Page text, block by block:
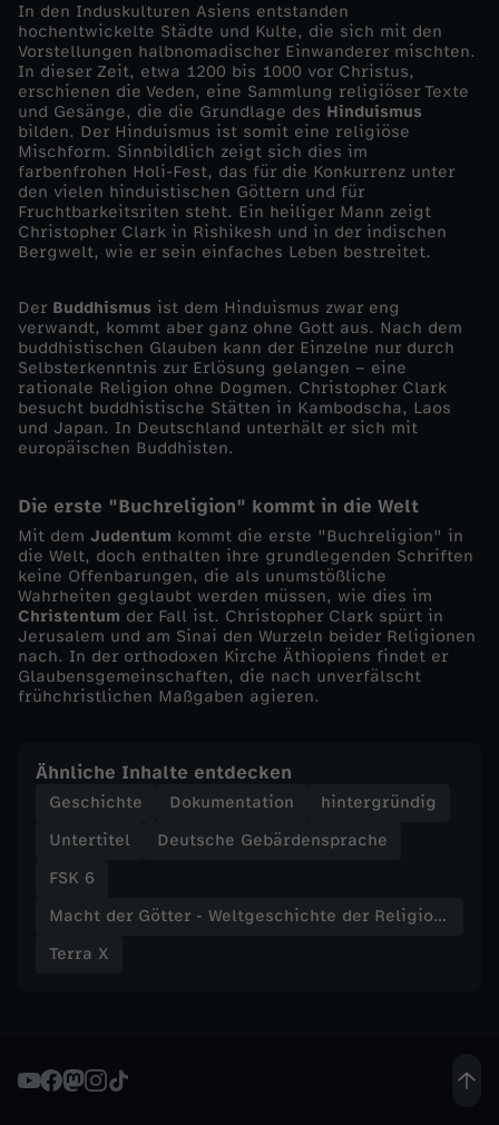
e
d
e
r
R
e
l
i
g
i
o
n
e
-
D
e
r
t
In den Induskulturen Asiens entstanden
hochentwickelte Städte und Kulte, die sich mit den
Vorstellungen halbnomadischer Einwanderer mischten.
In dieser Zeit, etwa 1200 bis 1000 vor Christus,
erschienen die Veden, eine Sammlung religiöser Texte
und Gesänge, die die Grundlage des Hinduismus
bilden. Der Hinduismus ist somit eine religiöse
Mischform. Sinnbildlich zeigt sich dies im
farbenfrohen Holi-Fest, das für die Konkurrenz unter
den vielen hinduistischen Göttern und für
Fruchtbarkeitsriten steht. Ein heiliger Mann zeigt
Christopher Clark in Rishikesh und in der indischen
Bergwelt, wie er sein einfaches Leben bestreitet.
Der Buddhismus ist dem Hinduismus zwar eng
verwandt, kommt aber ganz ohne Gott aus. Nach dem
buddhistischen Glauben kann der Einzelne nur durch
Selbsterkenntnis zur Erlösung gelangen – eine
rationale Religion ohne Dogmen. Christopher Clark
besucht buddhistische Stätten in Kambodscha, Laos
und Japan. In Deutschland unterhält er sich mit
europäischen Buddhisten.
Die erste "Buchreligion" kommt in die Welt
Mit dem Judentum kommt die erste "Buchreligion" in
die Welt, doch enthalten ihre grundlegenden Schriften
keine Offenbarungen, die als unumstößliche
Wahrheiten geglaubt werden müssen, wie dies im
Christentum der Fall ist. Christopher Clark spürt in
Jerusalem und am Sinai den Wurzeln beider Religionen
nach. In der orthodoxen Kirche Äthiopiens findet er
Glaubensgemeinschaften, die nach unverfälscht
frühchristlichen Maßgaben agieren.
Ähnliche Inhalte entdecken
Geschichte Dokumentation
hintergründig
Untertitel
Deutsche Gebärdensprache
FSK 6
Macht der Götter - Weltgeschichte der Religionen
Terra X